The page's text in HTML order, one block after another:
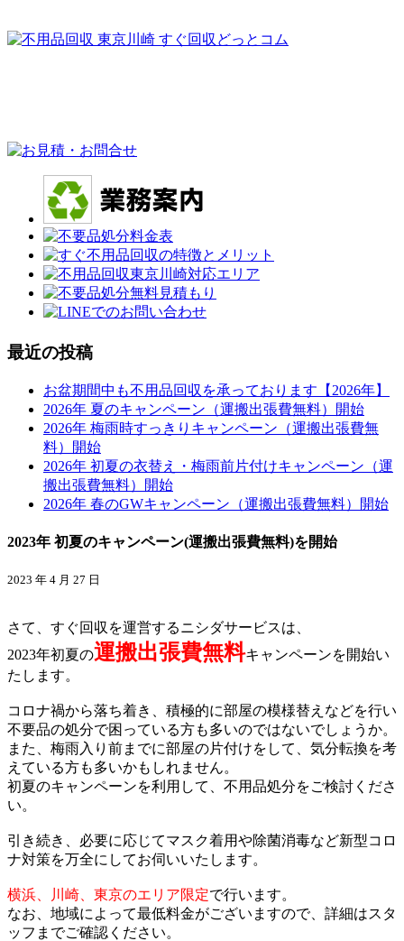
最近の投稿
お盆期間中も不用品回収を承っております【2026年】
2026年 夏のキャンペーン（運搬出張費無料）開始
2026年 梅雨時すっきりキャンペーン（運搬出張費無
料）開始
2026年 初夏の衣替え・梅雨前片付けキャンペーン（運
搬出張費無料）開始
2026年 春のGWキャンペーン（運搬出張費無料）開始
2023年 初夏のキャンペーン(運搬出張費無料)を開始
2023 年 4 月 27 日
さて、すぐ回収を運営するニシダサービスは、
2023年初夏の運搬出張費無料キャンペーンを開始い
たします。
コロナ禍から落ち着き、積極的に部屋の模様替えなどを行い
不要品の処分で困っている方も多いのではないでしょうか。
また、梅雨入り前までに部屋の片付けをして、気分転換を考
えている方も多いかもしれません。
初夏のキャンペーンを利用して、不用品処分をご検討くださ
い。
引き続き、必要に応じてマスク着用や除菌消毒など新型コロ
ナ対策を万全にしてお伺いいたします。
横浜、川崎、東京のエリア限定で行います。
なお、地域によって最低料金がございますので、詳細はスタ
ッフまでご確認ください。